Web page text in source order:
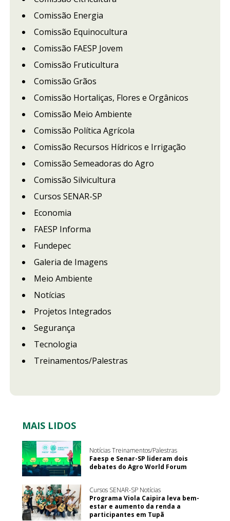
Comissão Energia
Comissão Equinocultura
Comissão FAESP Jovem
Comissão Fruticultura
Comissão Grãos
Comissão Hortaliças, Flores e Orgânicos
Comissão Meio Ambiente
Comissão Política Agrícola
Comissão Recursos Hídricos e Irrigação
Comissão Semeadoras do Agro
Comissão Silvicultura
Cursos SENAR-SP
Economia
FAESP Informa
Fundepec
Galeria de Imagens
Meio Ambiente
Notícias
Projetos Integrados
Segurança
Tecnologia
Treinamentos/Palestras
MAIS LIDOS
Notícias Treinamentos/Palestras
Faesp e Senar-SP lideram dois
debates do Agro World Forum
Cursos SENAR-SP Notícias
Programa Viola Caipira leva bem-
estar e aumento da renda a
participantes em Tupã